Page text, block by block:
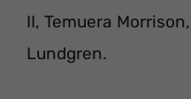
II, Temuera
Lundgren.